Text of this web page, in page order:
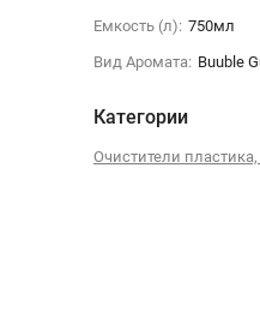
Емкость (л): 750мл
Вид Аромата: Buuble
Категории
Очистители